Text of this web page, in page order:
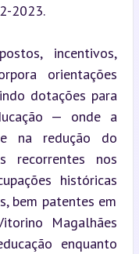
2023.
incentivos,
orientações
dotações para
— onde a
na redução do
recorrentes nos
históricas
bem patentes em
Magalhães
enquanto